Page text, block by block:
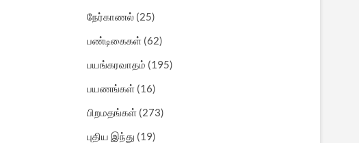
நேர்காணல் (25)
பண்டிகைகள் (62)
பயங்கரவாதம் (195)
பயணங்கள் (16)
பிறமதங்கள் (273)
புதிய இந்து (19)